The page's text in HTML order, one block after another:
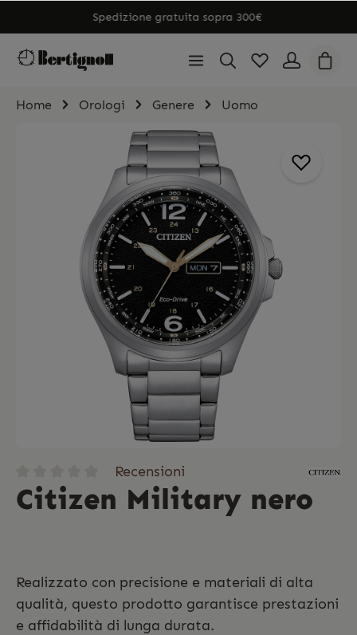
Spedizione gratuita sopra 300€
Home Orologi Genere Uomo
Recensioni
Citizen Military nero
Realizzato con precisione e materiali di alta
qualità, questo prodotto garantisce prestazioni
e affidabilità di lunga durata.